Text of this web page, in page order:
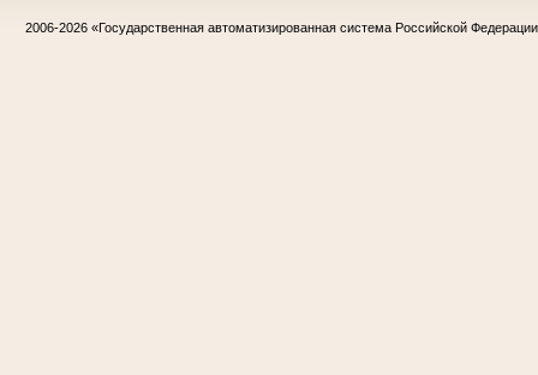
2006-2026 «Государственная автоматизированная система Российской